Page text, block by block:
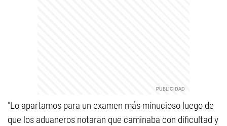
"Lo apartamos para un examen más minucioso luego de
que los aduaneros notaran que caminaba con dificultad y